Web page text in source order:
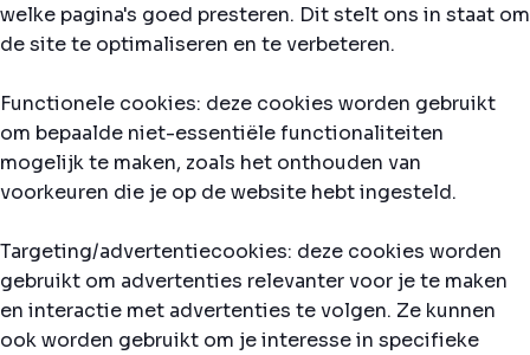
welke pagina's goed presteren. Dit stelt ons in staat om
de site te optimaliseren en te verbeteren.
Functionele cookies: deze cookies worden gebruikt
om bepaalde niet-essentiële functionaliteiten
mogelijk te maken, zoals het onthouden van
voorkeuren die je op de website hebt ingesteld.
Targeting/advertentiecookies: deze cookies worden
gebruikt om advertenties relevanter voor je te maken
en interactie met advertenties te volgen. Ze kunnen
ook worden gebruikt om je interesse in specifieke